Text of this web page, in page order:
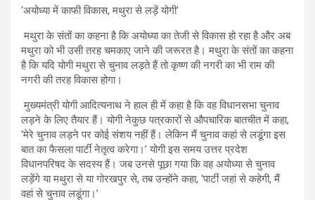
‘अयोध्या में काफी विकास, मथुरा से लड़ें योगी’
मथुरा के संतों का कहना है कि अयोध्या का तेजी से विकास हो रहा है और अब
मथुरा को भी उसी तरह चमकाए जाने की जरूरत है। मथुरा के संतों का कहना
है कि यदि योगी मथुरा से चुनाव लड़ते हैं तो कृष्ण की नगरी का भी राम की
नगरी की तरह विकास होगा।
मुख्यमंत्री योगी आदित्यनाथ ने हाल ही में कहा है कि वह विधानसभा चुनाव
लड़ने के लिए तैयार हैं। योगी नेकुछ पत्रकारों से औपचारिक बातचीत में कहा,
‘मेरे चुनाव लड़ने पर कोई संशय नहीं हैं। लेकिन मैं चुनाव कहां से लडूंगा इस
बात का फैसला पार्टी नेतृत्व करेगा।’ योगी इस समय उत्तर प्रदेश
विधानपरिषद के सदस्य हैं। जब उनसे पूछा गया कि वह अयोध्या से चुनाव
लड़ेंगे या मथुरा से या गोरखपुर से, तब उन्होंने कहा, ‘पार्टी जहां से कहेगी, मैं
वहां से चुनाव लडूंगा।’